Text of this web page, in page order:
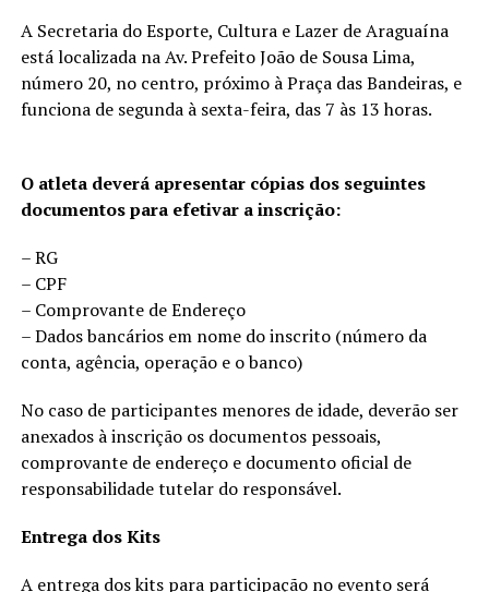
A Secretaria do Esporte, Cultura e Lazer de Araguaína
está localizada na Av. Prefeito João de Sousa Lima,
número 20, no centro, próximo à Praça das Bandeiras, e
funciona de segunda à sexta-feira, das 7 às 13 horas.
O atleta deverá apresentar cópias dos seguintes
documentos para efetivar a inscrição:
– RG
– CPF
– Comprovante de Endereço
– Dados bancários em nome do inscrito (número da
conta, agência, operação e o banco)
No caso de participantes menores de idade, deverão ser
anexados à inscrição os documentos pessoais,
comprovante de endereço e documento oficial de
responsabilidade tutelar do responsável.
Entrega dos Kits
A entrega dos kits para participação no evento será